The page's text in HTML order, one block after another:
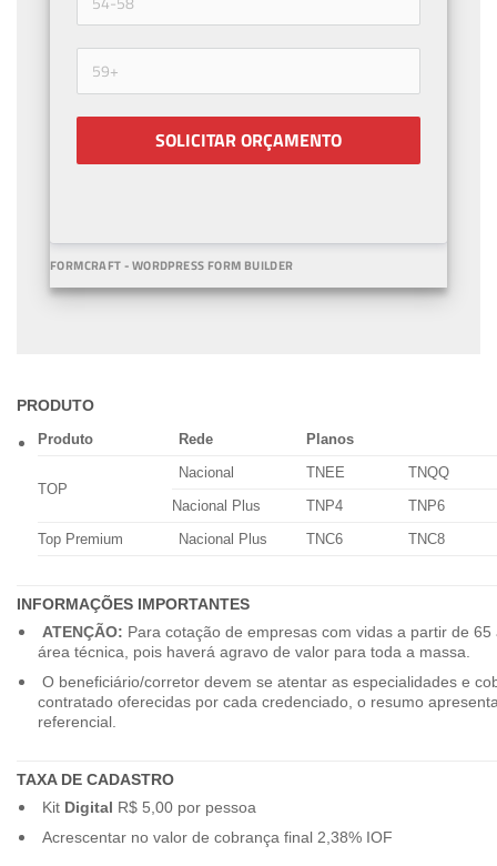
SOLICITAR ORÇAMENTO
FORMCRAFT - WORDPRESS FORM BUILDER
PRODUTO
Produto Rede Planos
TOP
Nacional TNEE
TNQQ
Nacional Plus
TNP4
TNP6
Top Premium
Nacional Plus TNC6 TNC8
INFORMAÇÕES IMPORTANTES
ATENÇÃO: Para cotação de empresas com vidas a partir de
área técnica, pois haverá agravo de valor para toda a massa.
O beneficiário/corretor devem se atentar as especialidades e
contratado oferecidas por cada credenciado, o resumo
referencial.
TAXA DE CADASTRO
Kit Digital R$ 5,00 por pessoa
Acrescentar no valor de cobrança final 2,38% IOF